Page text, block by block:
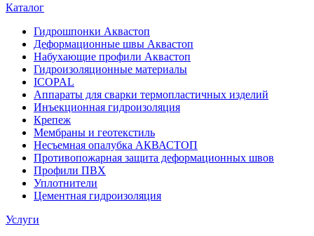
Каталог
Гидрошпонки Аквастоп
Деформационные швы Аквастоп
Набухающие профили Аквастоп
Гидроизоляционные материалы
ICOPAL
Аппараты для сварки термопластичных изделий
Инъекционная гидроизоляция
Крепеж
Мембраны и геотекстиль
Несъемная опалубка АКВАСТОП
Противопожарная защита деформационных швов
Профили ПВХ
Уплотнители
Цементная гидроизоляция
Услуги